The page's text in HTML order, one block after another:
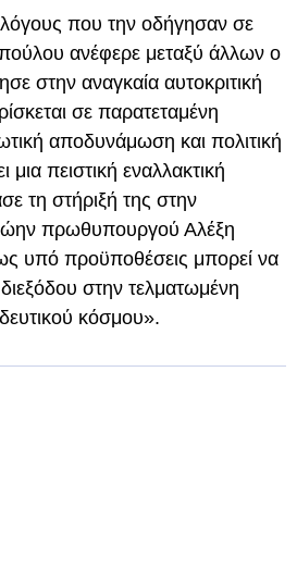
που την οδήγησαν σε
ανέφερε μεταξύ άλλων ο
στην αναγκαία αυτοκριτική
σε παρατεταμένη
αποδυνάμωση και πολιτική
πειστική εναλλακτική
τη στήριξή της στην
πρωθυπουργού Αλέξη
υπό προϋποθέσεις μπορεί να
στην τελματωμένη
κόσμου».